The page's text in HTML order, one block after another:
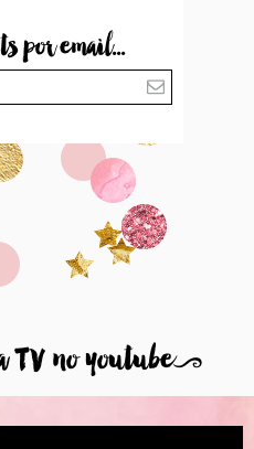
por email...
TV no youtube9